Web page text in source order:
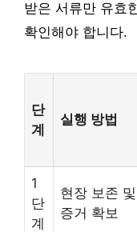
받은 서류만 유효
확인해야 합니다.
단
계
실행 방법
1
단
계
현장 보존 및
증거 확보